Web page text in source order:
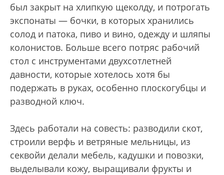
был закрыт на хлипкую щеколду, и потрогать
экспонаты — бочки, в которых хранились
солод и патока, пиво и вино, одежду и шляпы
колонистов. Больше всего потряс рабочий
стол с инструментами двухсотлетней
давности, которые хотелось хотя бы
подержать в руках, особенно плоскогубцы и
разводной ключ.
Здесь работали на совесть: разводили скот,
строили верфь и ветряные мельницы, из
секвойи делали мебель, кадушки и повозки,
выделывали кожу, выращивали фрукты и